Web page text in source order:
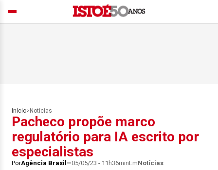
Início> Notícias
Pacheco propõe marco
regulatório para IA escrito por
especialistas
PorAgência Brasil 05/05/23 - 11h36minEmNotícias